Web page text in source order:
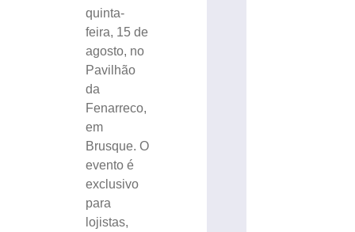
quinta-
feira, 15 de
agosto, no
Pavilhão
da
Fenarreco,
em
Brusque. O
evento é
exclusivo
para
lojistas,